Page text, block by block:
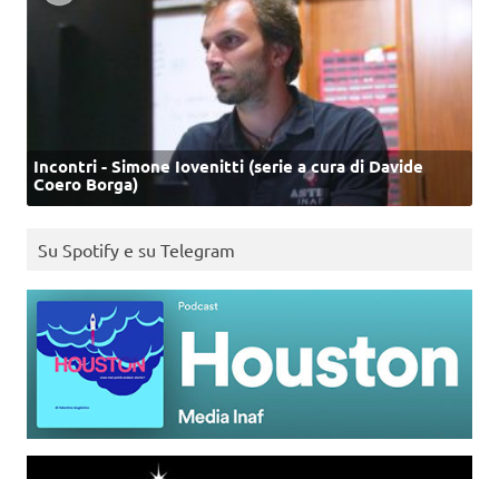
Incontri - Simone Iovenitti (serie a cura di Davide
Coero Borga)
Su Spotify e su Telegram